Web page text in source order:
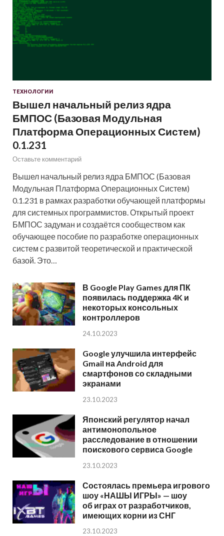
ТЕХНОЛОГИИ
Вышел начальный релиз ядра
БМПОС (Базовая Модульная
Платформа Операционных Систем)
0.1.231
Оставьте комментарий
Вышел начальный релиз ядра БМПОС (Базовая
Модульная Платформа Операционных Систем)
0.1.231 в рамках разработки обучающей платформы
для системных программистов. Открытый проект
БМПОС задуман и создаётся сообществом как
обучающее пособие по разработке операционных
систем с развитой теоретической и практической
базой. Это…
В Google Play Games для ПК
появилась поддержка 4K и
некоторых консольных
контроллеров
24.10.2023
Google улучшила интерфейс
Gmail на Android для
смартфонов со складными
экранами
23.10.2023
Японский регулятор начал
антимонопольное
расследование в отношении
поискового сервиса Google
23.10.2023
Состоялась премьера игрового
шоу «НАШЫ ИГРЫ» — шоу
об играх от разработчиков,
имеющих корни из СНГ
23.10.2023